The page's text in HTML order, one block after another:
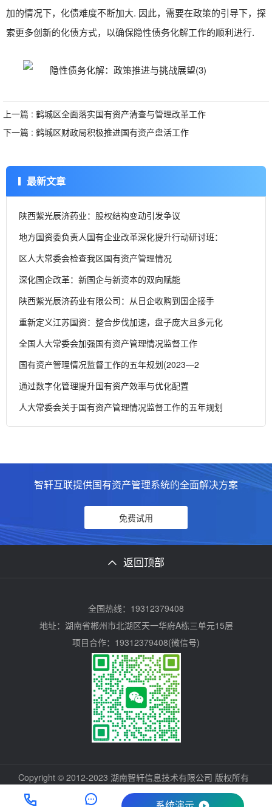
加的情况下，化债难度不断加大. 因此，需要在政策的引导下，探
索更多创新的化债方式，以确保隐性债务化解工作的顺利进行.
上一篇 : 鹤城区全面落实国有资产清查与管理改革工作
下一篇 : 鹤城区财政局积极推进国有资产盘活工作
最新文章
陕西紫光辰济药业：股权结构变动引发争议
地方国资委负责人国有企业改革深化提升行动研讨班：
区人大常委会检查我区国有资产管理情况
深化国企改革：新国企与新资本的双向赋能
陕西紫光辰济药业有限公司：从日企收购到国企接手
重新定义江苏国资：整合步伐加速，盘子庞大且多元化
全国人大常委会加强国有资产管理情况监督工作
国有资产管理情况监督工作的五年规划(2023—2
通过数字化管理提升国有资产效率与优化配置
人大常委会关于国有资产管理情况监督工作的五年规划
智轩互联提供国有资产管理系统的全面解决方案
免费试用
返回顶部
全国热线：19312379408
地址：湖南省郴州市北湖区天一华府A栋三单元15层
项目合作：19312379408(微信号)
Copyright © 2012-2023 湖南智轩信息技术有限公司 版权所有